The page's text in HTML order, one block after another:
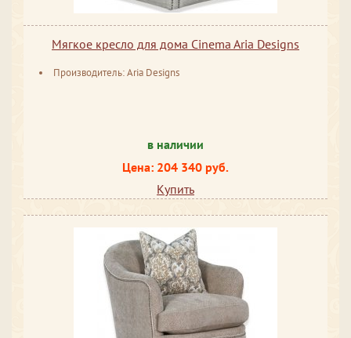
Мягкое кресло для дома Cinema Aria Designs
Производитель: Aria Designs
в наличии
Цена: 204 340 руб.
Купить